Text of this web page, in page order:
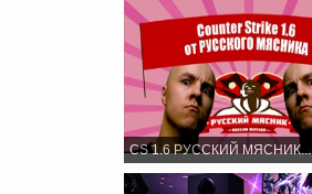
CS 1.6 РУССКИЙ МЯСНИК...